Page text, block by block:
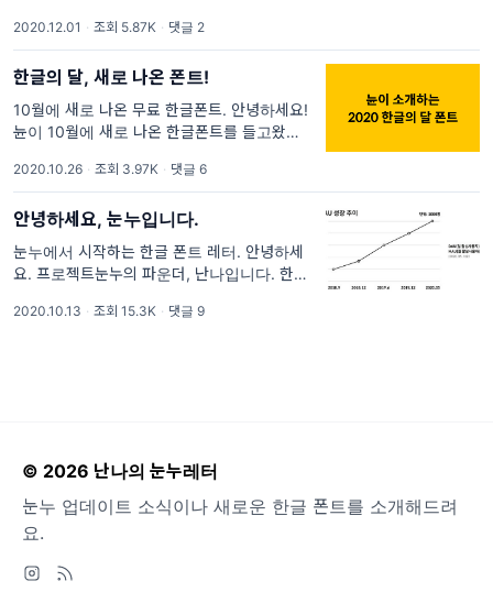
바람에 주말에는 신나게 놀아버리고 이제야 뉴
스레터를 쓰고 있어요. 하루 늦은 뉴스레터지
2020.12.01 · 조회 5.87K · 댓글 2
한글의 달, 새로 나온 폰트!
10월에 새로 나온 무료 한글폰트. 안녕하세요!
뉸이 10월에 새로 나온 한글폰트를 들고왔어
적인 달인 만큼 한글 폰트도 새로 많이 나오는
달인 것 같아요. 오늘은 올해
2020.10.26 · 조회 3.97K · 댓글 6
안녕하세요, 눈누입니다.
눈누에서 시작하는 한글 폰트 레터. 안녕하세
요. 프로젝트눈누의 파운더, 난나입니다. 한동
으로 뉴스레터를 보내게 되어 이용자분들께 인
2020.10.13 · 조회 15.3K · 댓글 9
© 2026 난나의 눈누레터
눈누 업데이트 소식이나 새로운 한글 폰트를 소개해드려
요.